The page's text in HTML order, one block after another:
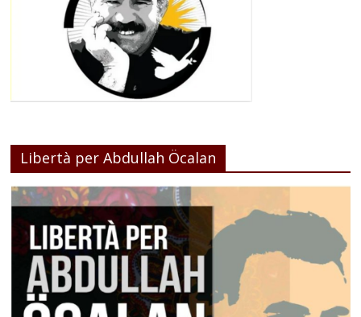
Libertà per Abdullah Öcalan